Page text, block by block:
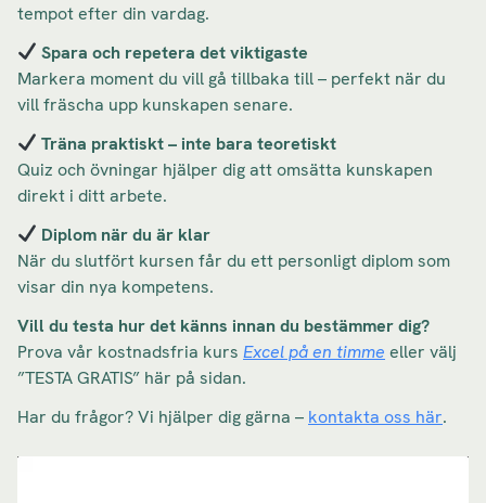
tempot efter din vardag.
Spara och repetera det viktigaste
Markera moment du vill gå tillbaka till – perfekt när du
vill fräscha upp kunskapen senare.
Träna praktiskt – inte bara teoretiskt
Quiz och övningar hjälper dig att omsätta kunskapen
direkt i ditt arbete.
Diplom när du är klar
När du slutfört kursen får du ett personligt diplom som
visar din nya kompetens.
Vill du testa hur det känns innan du bestämmer dig?
Prova vår kostnadsfria kurs Excel på en timme eller välj
”TESTA GRATIS” här på sidan.
Har du frågor? Vi hjälper dig gärna – kontakta oss här.